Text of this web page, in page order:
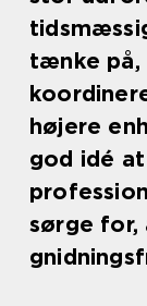
tænke på,
højere
god idé
sørge for,